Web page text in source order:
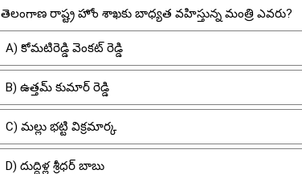
తెలంగాణ రాష్ట్ర హోం శాఖకు బాధ్యత వహిస్తున్న మంత్రి ఎవరు?
A) కోమటిరెడ్డి వెంకట్ రెడ్డి
B) ఉత్తమ్ కుమార్ రెడ్డి
C) మల్లు భట్టి విక్రమార్క
D) దుద్దిళ్ల శ్రీధర్ బాబు